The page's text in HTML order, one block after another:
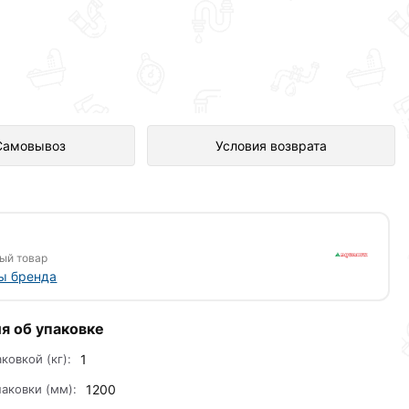
Условия возврата
магазине Сантехника по
товар
бренда
об упаковке
(кг): 1
(мм): 1200